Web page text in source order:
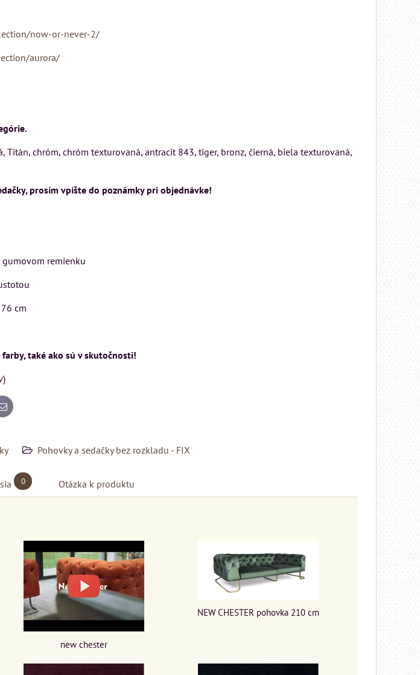
now-or-never-2/
aurora/
Titán, chróm, chróm texturovaná, antracit 843, tiger, bronz, čierná, biela texturovaná,
prosím vpíšte do poznámky pri objednávke!
remienku
cm
také ako sú v skutočnosti!
E-
mail
Pohovky a sedačky bez rozkladu - FIX
0 Otázka k produktu
new chester
NEW CHESTER pohovka 210 cm
MIZAR - talianský
matrac 175x200 cm